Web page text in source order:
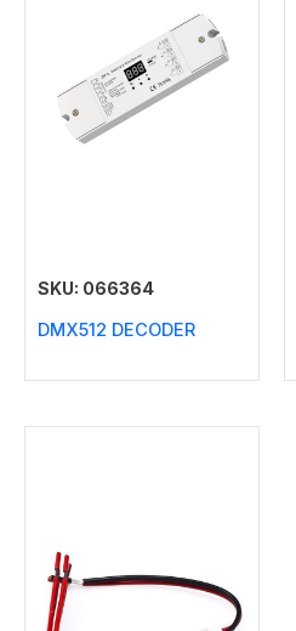
SKU: 066364
DMX512 DECODER